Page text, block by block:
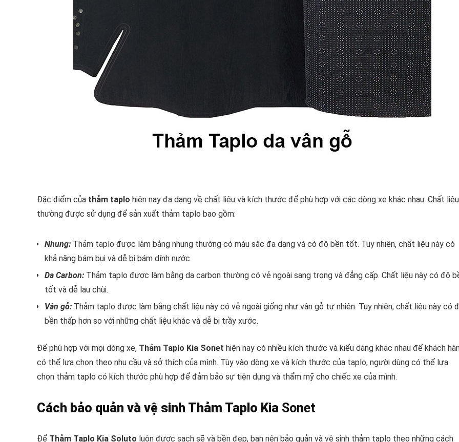
Đặc điểm của thảm taplo hiện nay đa dạng về chất liệu và kích thước để phù hợp với các dòng xe khác nhau. Chất liệu
thường được sử dụng để sản xuất thảm taplo bao gồm:
Nhung: Thảm taplo được làm bằng nhung thường có màu sắc đa dạng và có độ bền tốt. Tuy nhiên, chất liệu này có
khả năng bám bụi và dễ bị bám dính nước.
Da Carbon: Thảm taplo được làm bằng da carbon thường có vẻ ngoài sang trọng và đẳng cấp. Chất liệu này có độ
tốt và dễ lau chùi.
Vân gỗ: Thảm taplo được làm bằng chất liệu này có vẻ ngoài giống như vân gỗ tự nhiên. Tuy nhiên, chất liệu này có
bền thấp hơn so với những chất liệu khác và dễ bị trầy xước.
Để phù hợp với mọi dòng xe, Thảm Taplo Kia Sonet hiện nay có nhiều kích thước và kiểu dáng khác nhau để khách
có thể lựa chọn theo nhu cầu và sở thích của mình. Tùy vào dòng xe và kích thước của taplo, người dùng có thể lựa
chọn thảm taplo có kích thước phù hợp để đảm bảo sự tiện dụng và thẩm mỹ cho chiếc xe của mình.
Cách bảo quản và vệ sinh Thảm Taplo Kia Sonet
Để Thảm Taplo Kia Soluto luôn được sạch sẽ và bền đẹp, bạn nên bảo quản và vệ sinh thảm taplo theo những cách